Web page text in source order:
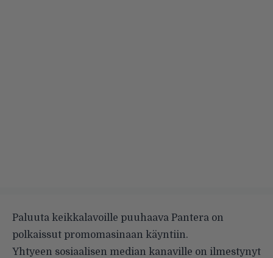
Paluuta keikkalavoille puuhaava Pantera on
polkaissut promomasinaan käyntiin.
Yhtyeen sosiaalisen median kanaville on ilmestynyt